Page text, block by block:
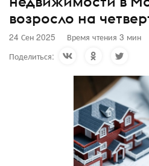
возросло на
24 Сен 2025 Время чтения 3 мин
Поделиться: